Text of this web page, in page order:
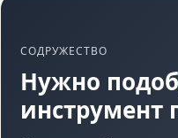
СОДРУЖЕСТВО
Нужно
инструмент